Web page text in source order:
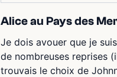
Alice au Pays des
Je dois avouer que je
de nombreuses reprises
trouvais le choix de